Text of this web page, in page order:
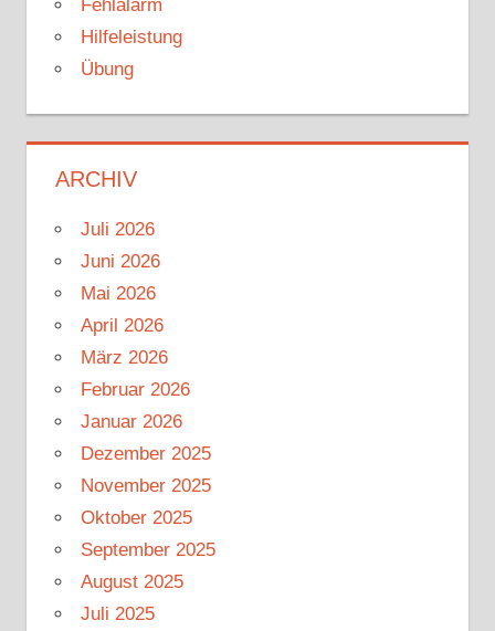
Fehlalarm
Hilfeleistung
Übung
ARCHIV
Juli 2026
Juni 2026
Mai 2026
April 2026
März 2026
Februar 2026
Januar 2026
Dezember 2025
November 2025
Oktober 2025
September 2025
August 2025
Juli 2025